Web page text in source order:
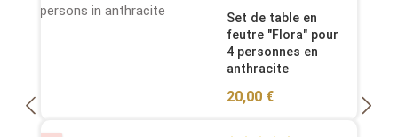
Average rating of 5 out of 5
Set de table en
feutre "Flora" pour
4 personnes en
anthracite
Regular price:
20,00 €